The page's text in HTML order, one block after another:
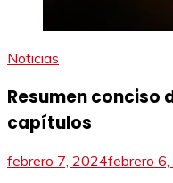
Noticias
Resumen conciso
capítulos
febrero 7, 2024febrero